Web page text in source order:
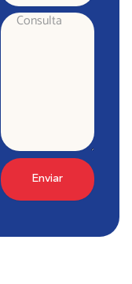
Consulta
Enviar